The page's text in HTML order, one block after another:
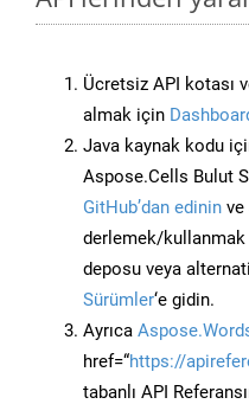
Ücretsiz API kotası
almak için
Java kaynak kodu
Aspose.Cells Bulut
GitHub’dan edinin ve
derlemek/
deposu veya
Sürümler‘e gidin.
Ayrıca
href=“https://
tabanlı API